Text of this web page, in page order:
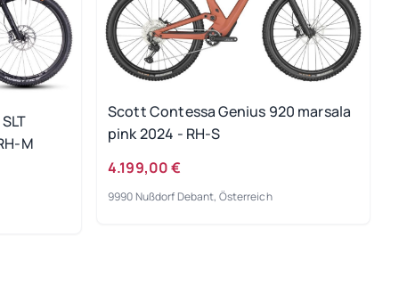
M
Scott Contessa Genius 920 marsala
pink 2024 - RH-S
4.199,00 €
9990 Nußdorf Debant, Österreich